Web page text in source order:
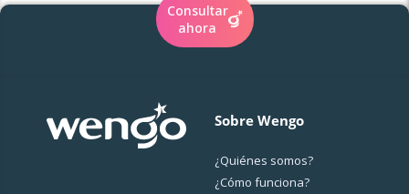
Consultar
ahora
Sobre Wengo
¿Quiénes somos?
¿Cо́mo funciona?